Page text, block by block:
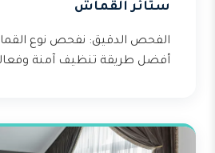
ستائر القماش
الفحص الدقيق: نفحص نوع
أفضل طريقة تنظيف آمنة